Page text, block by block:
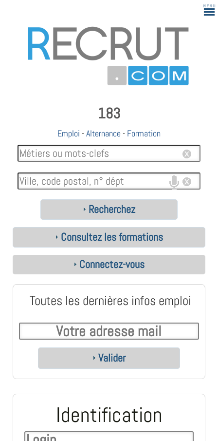
183
Emploi -Alternance - Formation
Recherchez
Consultez les formations
Connectez-vous
Toutes les dernières infos emploi
Valider
Identification